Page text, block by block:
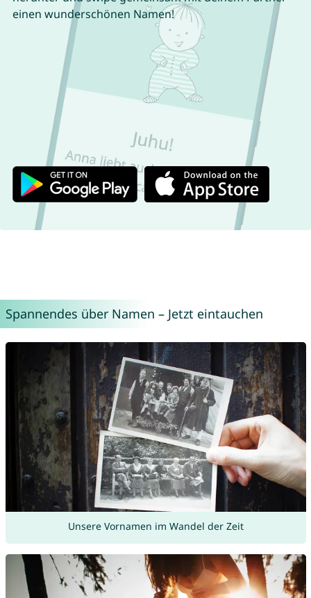
einen wunderschönen Namen!
Spannendes über Namen – Jetzt eintauchen
Unsere Vornamen im Wandel der Zeit